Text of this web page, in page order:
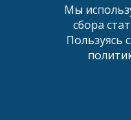
Мы
сбора
Пользуясь